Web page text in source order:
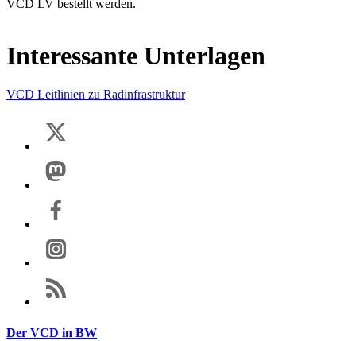
VCD LV bestellt werden.
Interessante Unterlagen
VCD Leitlinien zu Radinfrastruktur
Der VCD in BW